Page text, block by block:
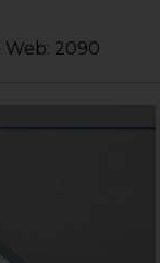
Web: 2090